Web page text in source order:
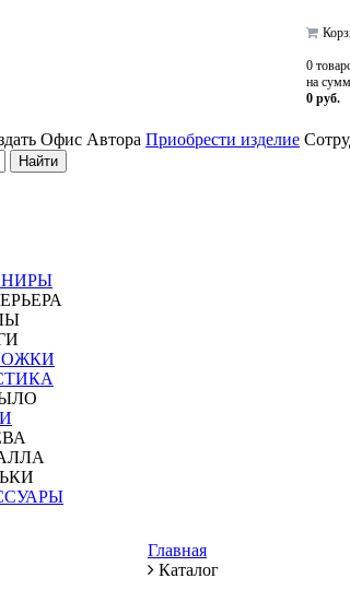
0
на
0 руб.
Офис Автора Приобрести изделие
Главная
Каталог